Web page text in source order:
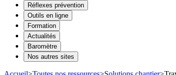
Réflexes prévention
Outils en ligne
Formation
Actualités
Baromètre
Nos autres sites